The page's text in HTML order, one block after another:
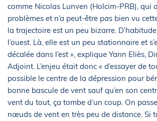
comme Nicolas Lunven (Holcim-PRB), qui
problèmes et n’a peut-être pas bien vu
la trajectoire est un peu bizarre.
l’ouest. Là, elle est un peu stationnaire et
décalée dans l’est », explique Yann Eliès,
Adjoint. L’enjeu était donc « d’essayer de
possible le centre de la dépression pour
bonne bascule de vent sauf qu’en son
vent du tout, ça tombe d’un coup. On
nœuds de vent en très peu de distance. Si